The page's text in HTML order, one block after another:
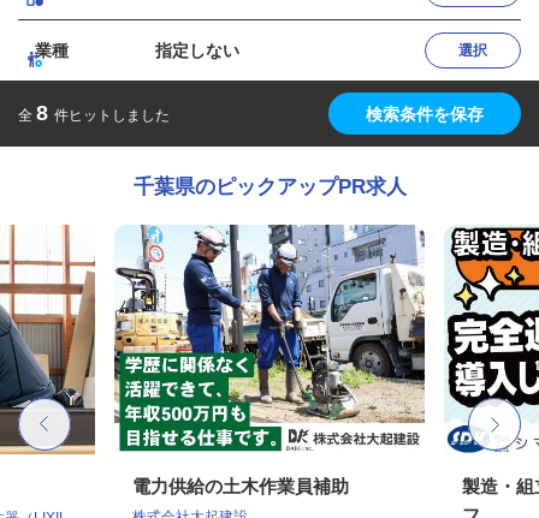
業種 指定しない 選択
全 8 件ヒットしました 検索条件を保存
千葉県のピックアップPR求人
電力供給の土木作業員補助
製造・組